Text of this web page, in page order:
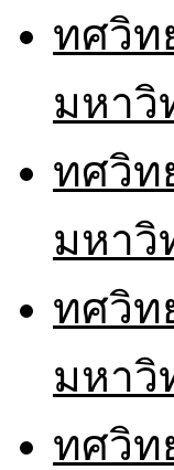
ทศวิท
มหาวิ
ทศวิท
มหาวิ
ทศวิท
มหาวิ
ทศวิท